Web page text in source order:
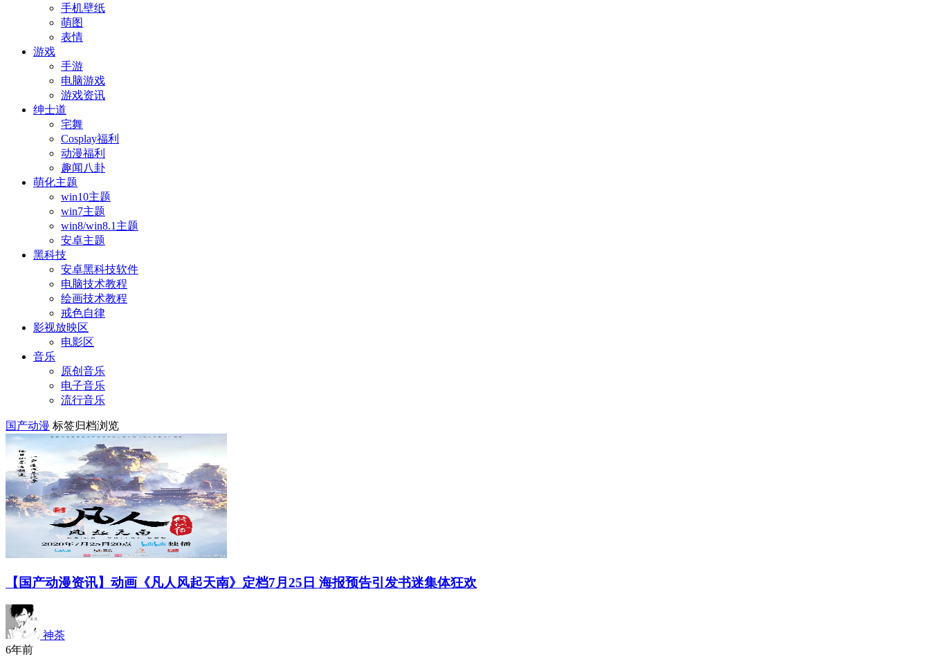
手机壁纸
萌图
表情
游戏
手游
电脑游戏
游戏资讯
绅士道
宅舞
Cosplay福利
动漫福利
趣闻八卦
萌化主题
win10主题
win7主题
win8/win8.1主题
安卓主题
黑科技
安卓黑科技软件
电脑技术教程
绘画技术教程
戒色自律
影视放映区
电影区
音乐
原创音乐
电子音乐
流行音乐
国产动漫 标签归档浏览
【国产动漫资讯】动画《凡人风起天南》定档7月25日 海报预告引发书迷集体狂欢
神荼
6年前